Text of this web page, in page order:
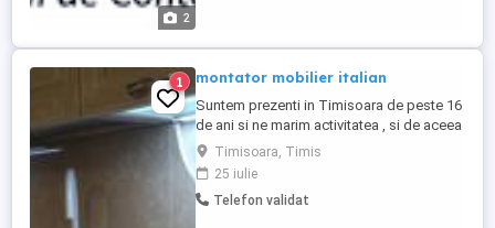
2
1 montator mobilier italian
Suntem prezenti in Timisoara de peste 16
de ani si ne marim activitatea , si de aceea
cautam colegi pentru postul de montatori
Alatura-te unei echipe serioase si
profesioniste din lumea amenajarilor
interioare , si ajuta-ne sa dezvoltam si mai
Timisoara, Timis
25 iulie
Telefon validat